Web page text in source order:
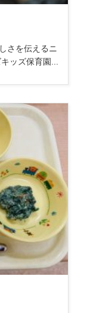
さを伝えるニ
ッズ保育園...